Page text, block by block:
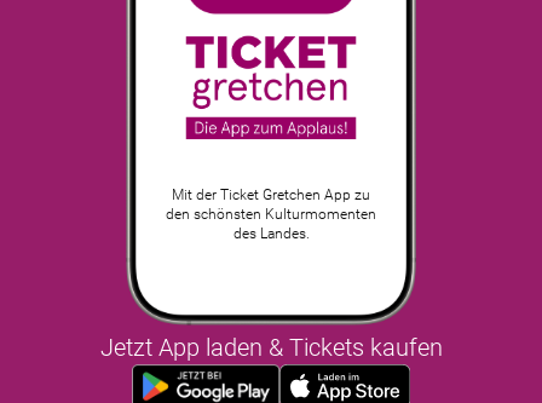
Mit der Ticket Gretchen App zu
den schönsten Kulturmomenten
des Landes.
Jetzt App laden & Tickets kaufen